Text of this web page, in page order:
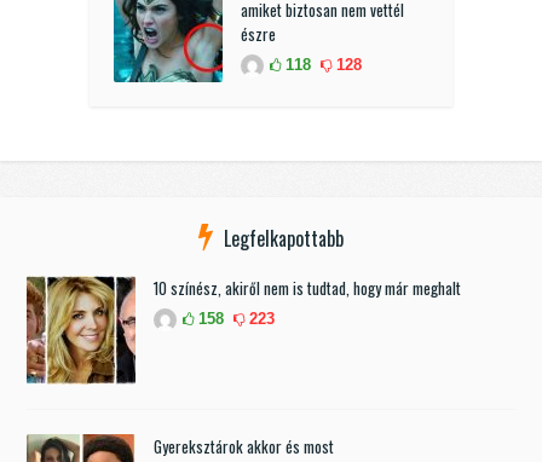
amiket biztosan nem vettél
észre
118 128
Legfelkapottabb
10 színész, akiről nem is tudtad, hogy már meghalt
158 223
Gyereksztárok akkor és most